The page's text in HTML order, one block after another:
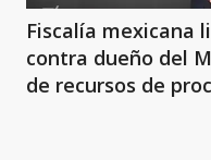
Fiscalía mexicana
contra dueño del
de recursos de